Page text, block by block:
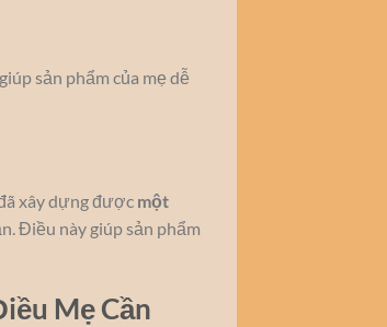
sản phẩm của mẹ dễ
xây dựng được một
Điều này giúp sản phẩm
Mẹ Cần